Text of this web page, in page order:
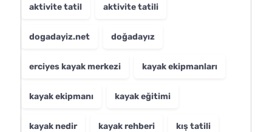
aktivite tatil aktivite tatili
dogadayiz.net doğadayız
erciyes kayak merkezi kayak ekipmanları
kayak ekipmanı kayak eğitimi
kayak nedir kayak rehberi kış tatili